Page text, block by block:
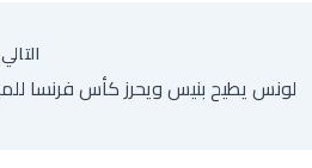
التالي